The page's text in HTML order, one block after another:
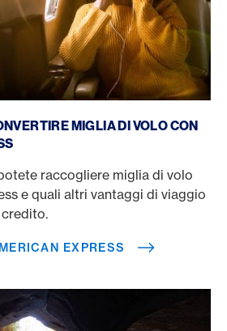
MIGLIA DI VOLO CON
raccogliere miglia di volo
e quali altri vantaggi di viaggio
EXPRESS